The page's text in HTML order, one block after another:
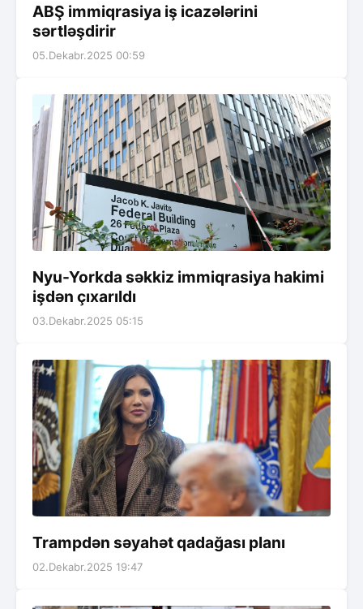
ABŞ immiqrasiya iş icazələrini
sərtləşdirir
05.Dekabr.2025 00:59
Nyu-Yorkda səkkiz immiqrasiya hakimi
işdən çıxarıldı
03.Dekabr.2025 05:15
Trampdən səyahət qadağası planı
02.Dekabr.2025 19:47